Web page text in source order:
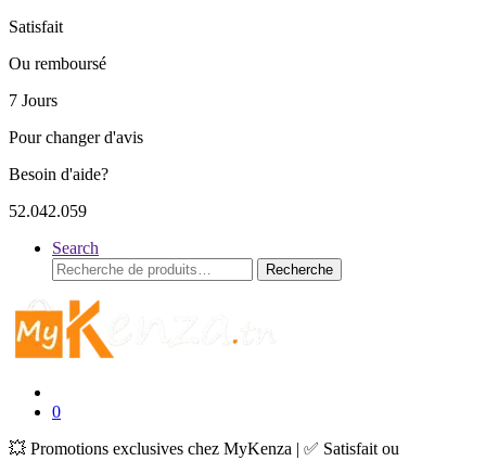
Satisfait
Ou remboursé
7 Jours
Pour changer d'avis
Besoin d'aide?
52.042.059
Search
Recherche
pour :
Recherche
0
💥 Promotions exclusives chez MyKenza | ✅ Satisfait ou